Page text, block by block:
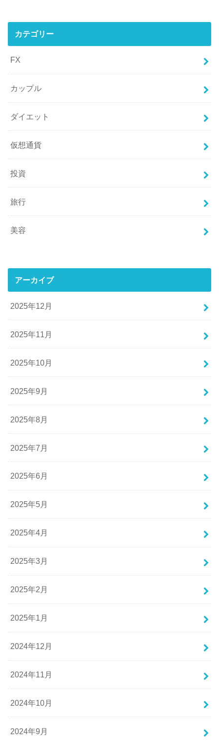
カテゴリー
FX
カップル
ダイエット
仮想通貨
投資
旅行
美容
アーカイブ
2025年12月
2025年11月
2025年10月
2025年9月
2025年8月
2025年7月
2025年6月
2025年5月
2025年4月
2025年3月
2025年2月
2025年1月
2024年12月
2024年11月
2024年10月
2024年9月